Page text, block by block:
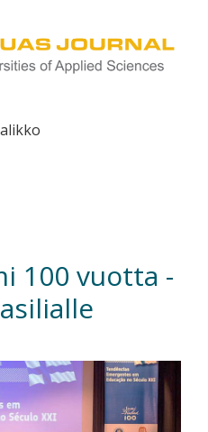
100 vuotta -